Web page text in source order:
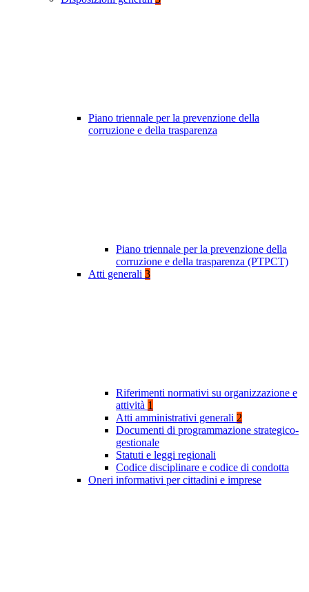
Piano triennale per la prevenzione della
corruzione e della trasparenza
Piano triennale per la prevenzione della
corruzione e della trasparenza (PTPCT)
Atti generali 3
Riferimenti normativi su organizzazione e
attività 1
Atti amministrativi generali 2
Documenti di programmazione strategico-
gestionale
Statuti e leggi regionali
Codice disciplinare e codice di condotta
Oneri informativi per cittadini e imprese